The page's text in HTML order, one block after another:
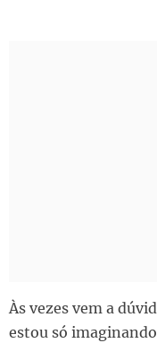
Às vezes vem a
estou só